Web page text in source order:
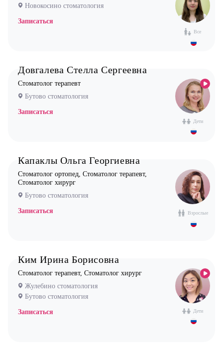
Нефролог
Ортопед
Офтальмолог (Окулист)
Педиатр
Психиатр
Психолог
Стоматолог ортодонт
Стоматолог ортопед
Стоматолог хирург
Стоматолог терапевт
Физиотерапевт
Фониатр
Хирург
Все
Новокосино стоматология
Записаться
Дети
Довгалева Стелла Сергеевна
Стоматолог терапевт
Бутово стоматология
Записаться
Взрослые
Капаклы Ольга Георгиевна
Стоматолог ортопед, Стоматолог терапевт,
Стоматолог хирург
Бутово стоматология
Записаться
Дети
Ким Ирина Борисовна
Стоматолог терапевт, Стоматолог хирург
Жулебино стоматология
Бутово стоматология
Записаться